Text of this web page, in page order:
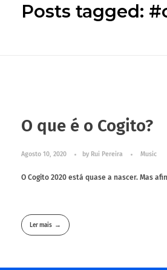
Posts tagged:
O que é o Cogito?
Agosto 10, 2020 by Rui Pereira Music
O Cogito 2020 está quase a nascer. Mas
Ler mais